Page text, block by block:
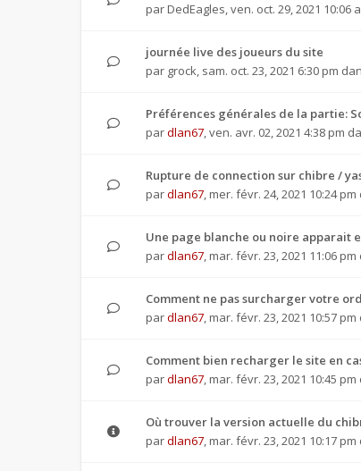
par DedEagles,ven. oct. 29, 2021 10:06
journée live des joueurs du site
par grock, sam. oct. 23, 2021 6:30 pm
Préférences générales de la partie:
pardlan67,ven. avr. 02, 2021 4:38 pm
Rupture de connection sur chibre /
pardlan67, mer. févr. 24, 2021 10:24 pm
Une page blanche ou noire apparait
pardlan67, mar. févr. 23, 2021 11:06 pm
Comment ne pas surcharger votre
pardlan67, mar. févr. 23, 2021 10:57 pm
Comment bien recharger le site en
pardlan67, mar. févr. 23, 2021 10:45 pm
Où trouver la version actuelle du
pardlan67, mar. févr. 23, 2021 10:17 pm